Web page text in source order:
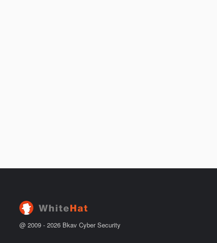
@ 2009 - 2026 Bkav Cyber Security